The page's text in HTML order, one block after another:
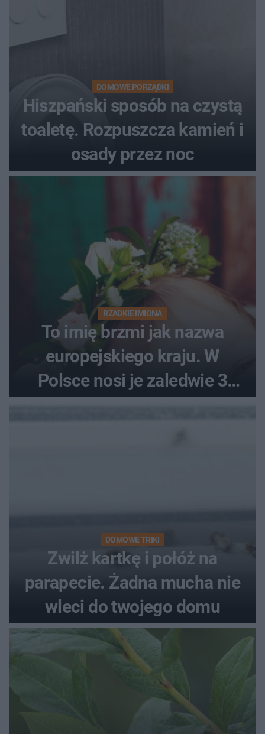
DOMOWE PORZĄDKI
Hiszpański sposób na czystą
toaletę. Rozpuszcza kamień i
osady przez noc
RZADKIE IMIONA
To imię brzmi jak nazwa
europejskiego kraju. W
Polsce nosi je zaledwie 3
DOMOWE TRIKI
Zwilż kartkę i połóż na
parapecie. Żadna mucha nie
wleci do twojego domu